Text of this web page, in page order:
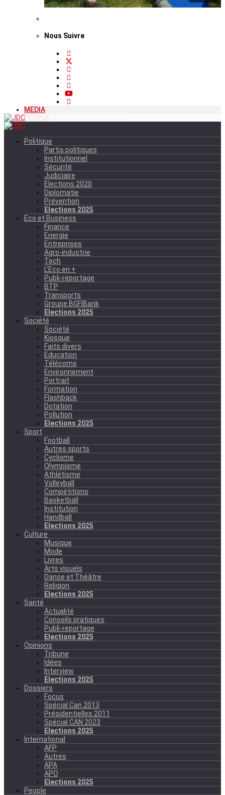
Nous Suivre
MEDIA
PEOPLE
Politique
Partis politiques
Institutionnel
Sécurité
Judiciaire
Elections 2020
Diplomatie
Prévention
Elections 2025
Eco et Business
Finance
Energie
Entreprises
Agro-industrie
Tech
L'Eco en +
Publi-reportage
BTP
Transports
Groupe BGFIBank
Elections 2025
Société
Société
Kiosque
Faits divers
Education
Télécoms
Environnement
Portrait
Formation
Flashback
Dotation
Pollution
Elections 2025
Sport
Football
Autres sports
Cyclisme
Olympisme
Athlétisme
Volleyball
Compétitions
Basketball
Institution
Handball
Elections 2025
Culture
Musique
Mode
Livres
Arts visuels
Danse et Théâtre
Religion
Elections 2025
Santé
Actualité
Conseils pratiques
Publi-reportage
Elections 2025
Opinions
Tribune
Idées
Interview
Elections 2025
Dossiers
Focus
Spécial Can 2013
Présidentielles 2011
Spécial CAN 2023
Elections 2025
International
AFP
Autres
APA
APO
Elections 2025
People